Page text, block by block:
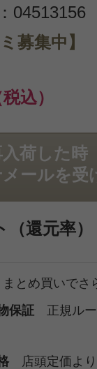
04513156
募集中】
込）
入荷した時
ールを受
還元率）
とめ買いでさ
保証 正規ルー
店頭定価よ